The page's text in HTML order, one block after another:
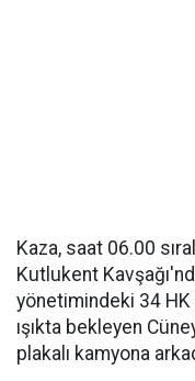
Kaza, saat 06.00
Kutlukent
yönetimindeki 34 HK
ışıkta bekleyen
plakalı kamyona